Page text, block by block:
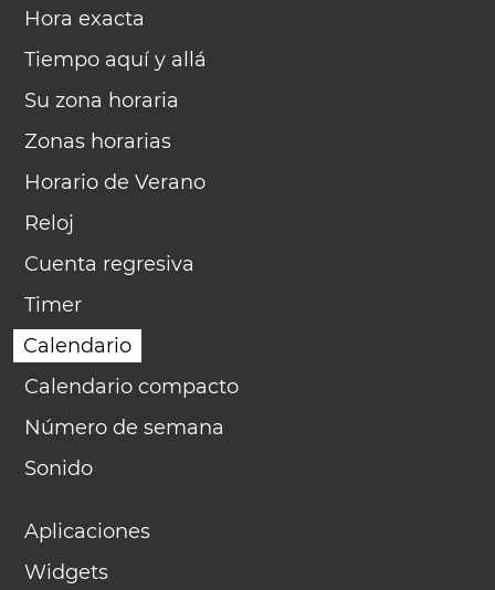
Hora exacta
Tiempo aquí y allá
Su zona horaria
Zonas horarias
Horario de Verano
Reloj
Cuenta regresiva
Timer
Calendario
Calendario compacto
Número de semana
Sonido
Aplicaciones
Widgets